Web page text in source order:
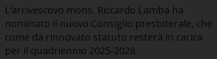
giovanile
diocesana
L’arcivescovo mons. Riccardo Lamba ha
nominato il nuovo Consiglio presbiterale, che
come da rinnovato statuto resterà in carica
per il quadriennio 2025-2028.